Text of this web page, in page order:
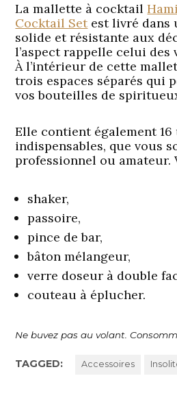
La mallette à cocktail
Cocktail Setest livré dans
solide et résistante aux
l’aspect rappelle celui des
À l’intérieur de cette
trois espaces séparés qui
vos bouteilles de
Elle contient également
indispensables, que vous
professionnel ou amateur.
shaker,
passoire,
pince de bar,
bâton mélangeur,
verre doseur à double
couteau à éplucher.
Ne buvez pas au volant.
TAGGED: Accessoires